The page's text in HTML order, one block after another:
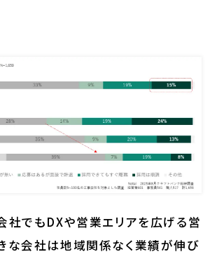
社でもDXや営業エリアを広げる営
な会社は地域関係なく業績が伸び